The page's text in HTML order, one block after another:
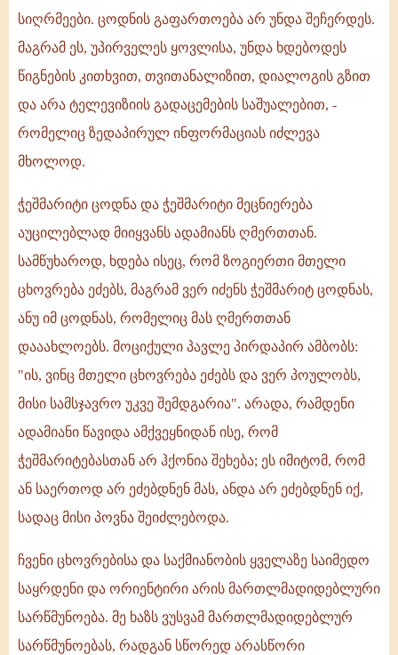
სიღრმეები. ცოდნის გაფართოება არ უნდა შეჩერდეს.
მაგრამ ეს, უპირველეს ყოვლისა, უნდა ხდებოდეს
წიგნების კითხვით, თვითანალიზით, დიალოგის გზით
და არა ტელევიზიის გადაცემების საშუალებით, -
რომელიც ზედაპირულ ინფორმაციას იძლევა
მხოლოდ.
ჭეშმარიტი ცოდნა და ჭეშმარიტი მეცნიერება
აუცილებლად მიიყვანს ადამიანს ღმერთთან.
სამწუხაროდ, ხდება ისეც, რომ ზოგიერთი მთელი
ცხოვრება ეძებს, მაგრამ ვერ იძენს ჭეშმარიტ ცოდნას,
ანუ იმ ცოდნას, რომელიც მას ღმერთთან
დააახლოებს. მოციქული პავლე პირდაპირ ამბობს:
"ის, ვინც მთელი ცხოვრება ეძებს და ვერ პოულობს,
მისი სამსჯავრო უკვე შემდგარია". არადა, რამდენი
ადამიანი წავიდა ამქვეყნიდან ისე, რომ
ჭეშმარიტებასთან არ ჰქონია შეხება; ეს იმიტომ, რომ
ან საერთოდ არ ეძებდნენ მას, ანდა არ ეძებდნენ იქ,
სადაც მისი პოვნა შეიძლებოდა.
ჩვენი ცხოვრებისა და საქმიანობის ყველაზე საიმედო
საყრდენი და ორიენტირი არის მართლმადიდებლური
სარწმუნოება. მე ხაზს ვუსვამ მართლმადიდებლურ
სარწმუნოებას, რადგან სწორედ არასწორი